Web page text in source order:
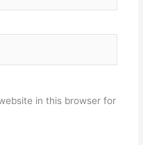
in this browser for